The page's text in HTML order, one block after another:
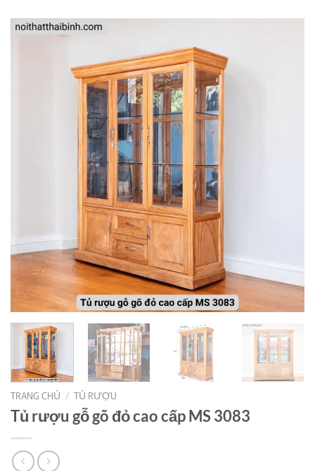
TRANG CHỦ / TỦ RƯỢU
Tủ rượu gỗ gõ đỏ cao cấp MS 3083